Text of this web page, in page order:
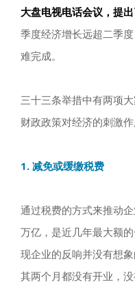
大盘电视电话会议，提
季度经济增长远超二季
难完成。
三十三条举措中有两项
财政政策对经济的刺激
1. 减免或缓缴税费
通过税费的方式来推动
万亿，是近几年最大额
现企业的反响并没有想
其两个月都没有开业，